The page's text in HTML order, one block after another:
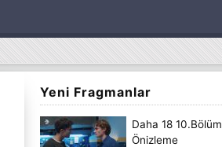
Yeni Fragmanlar
Daha 18 10.Bölüm
Önizleme